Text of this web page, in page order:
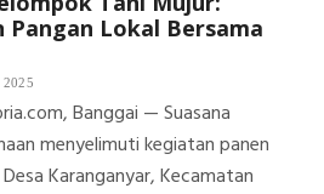
Pangan Lokal Bersama
2025
Banggai — Suasana
menyelimuti kegiatan panen
Karanganyar, Kecamatan